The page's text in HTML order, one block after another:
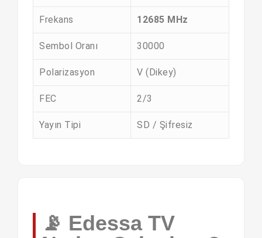
Frekans 12685 MHz
Sembol Oranı 30000
Polarizasyon V (Dikey)
FEC 2/3
Yayın Tipi SD / Şifresiz
📡 Edessa TV